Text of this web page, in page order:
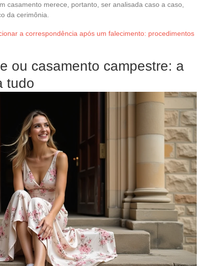
casamento merece, portanto, ser analisada caso a caso,
da cerimônia.
a correspondência após um falecimento: procedimentos
ou casamento campestre: a
tudo